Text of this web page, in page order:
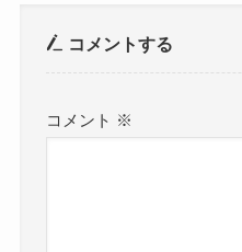
コメントする
コメント ※